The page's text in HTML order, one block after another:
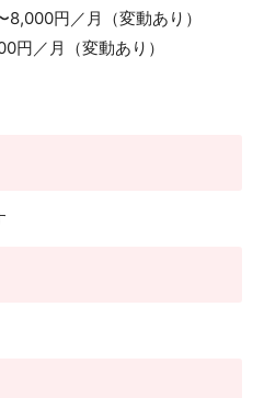
円／月（変動あり）
／月（変動あり）